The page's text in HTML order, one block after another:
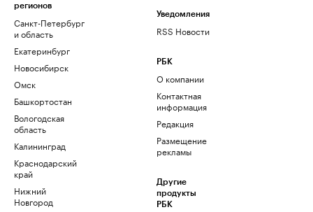
регионов
Санкт-Петербург
и область
Екатеринбург
Новосибирск
Омск
Башкортостан
Вологодская
область
Калининград
Краснодарский
край
Нижний
Новгород
Уведомления
RSS Новости
РБК
О компании
Контактная
информация
Редакция
Размещение
рекламы
Другие
продукты
РБК